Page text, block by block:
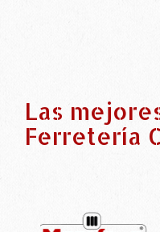
Las
Ferretería